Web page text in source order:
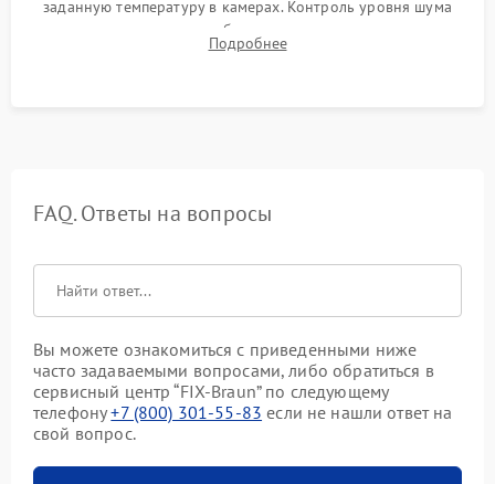
заданную температуру в камерах. Контроль уровня шума
компрессора, отсутствия обмерзания стенок и корректного
срабатывания системы автоматической оттайки.
Подробнее
FAQ. Ответы на вопросы
Вы можете ознакомиться с приведенными ниже
часто задаваемыми вопросами, либо обратиться в
сервисный центр “FIX-Braun” по следующему
телефону+7 (800) 301-55-83 если не нашли ответ на
свой вопрос.